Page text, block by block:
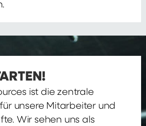
ist die zentrale
unsere Mitarbeiter und
Wir sehen uns als